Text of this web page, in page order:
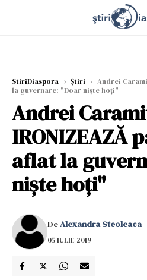
StiriDiaspora › Știri › Andrei
la guvernare: "Doar niște hoți"
Andrei
IRONIZEAZĂ
aflat la
niște hoți"
DeAlexandra Steoleaca
05 IULIE 2019